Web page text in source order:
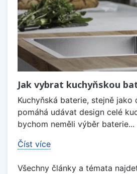
Jak vybrat kuchyňskou
Kuchyňská baterie, stejně jako
pomáhá udávat design celé
bychom neměli výběr baterie...
Číst více
Všechny články a témata